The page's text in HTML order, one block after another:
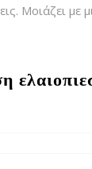
Μοιάζει με